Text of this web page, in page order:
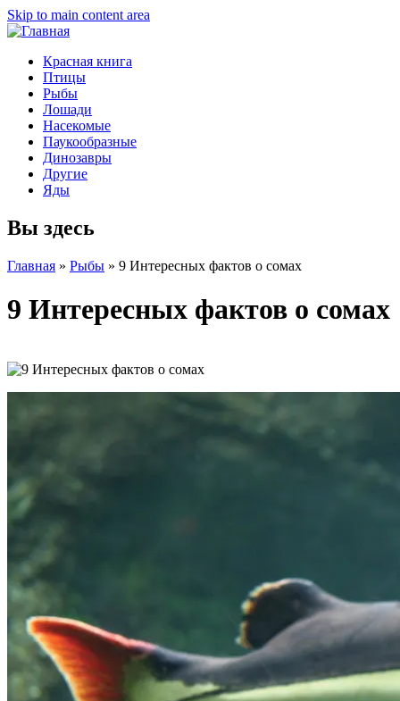
Skip to main content area
Красная книга
Птицы
Рыбы
Лошади
Насекомые
Паукообразные
Динозавры
Другие
Яды
Вы здесь
Главная » Рыбы » 9 Интересных фактов о сомах
9 Интересных фактов о сомах